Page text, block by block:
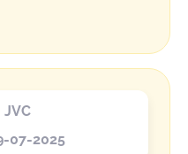
JVC
07-2025